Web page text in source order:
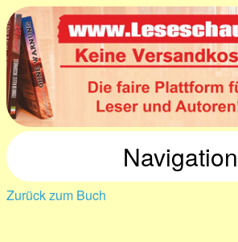
Navigation
Zurück zum Buch